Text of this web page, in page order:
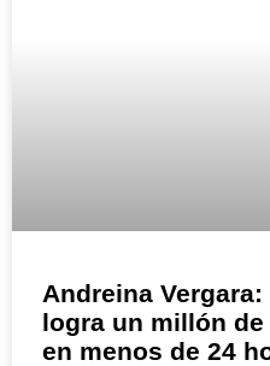
Andreina
logra un millón
en menos de 24